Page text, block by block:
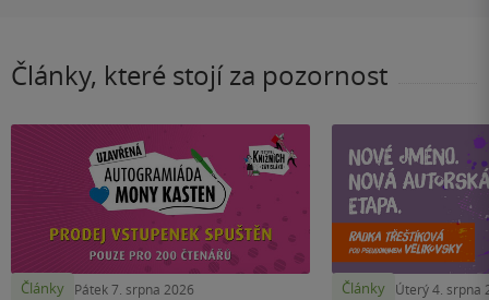
Články, které stojí za pozornost
Články Pátek 7. srpna 2026 Články Úterý 4. srpna